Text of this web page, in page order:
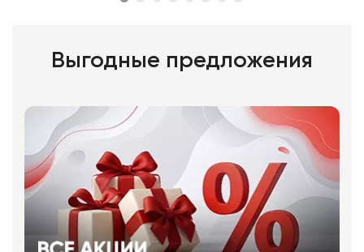
Выгодные предложения